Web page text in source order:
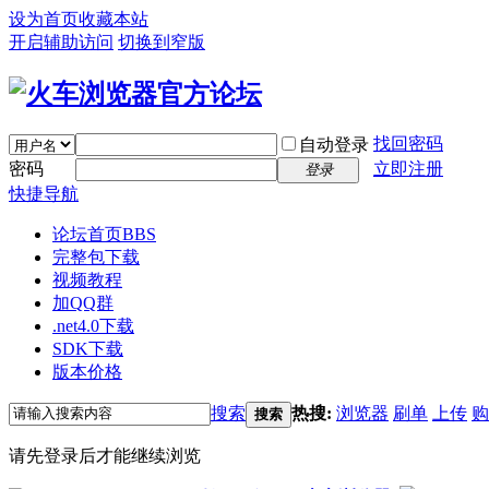
设为首页收藏本站
开启辅助访问 切换到窄版
自动登录 找回密码
密码
登录
立即注册
快捷导航
论坛首页BBS
完整包下载
视频教程
加QQ群
.net4.0下载
SDK下载
版本价格
搜索 搜索 热搜: 浏览器 刷单 上传
请先登录后才能继续浏览